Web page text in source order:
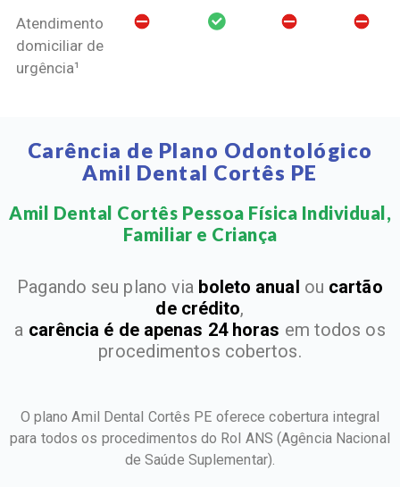
Atendimento
domiciliar de
urgência¹
Carência de Plano Odontológico
Amil Dental Cortês PE
Amil Dental Cortês Pessoa Física Individual,
Familiar e Criança​
Pagando seu plano via boleto anual ou cartão
de crédito,
a carência é de apenas 24 horas em todos os
procedimentos cobertos.
O plano Amil Dental Cortês PE oferece cobertura integral
para todos os procedimentos do Rol ANS(Agência Nacional
de Saúde Suplementar).